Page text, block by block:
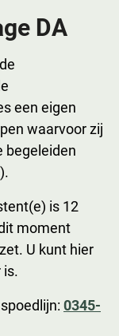
DA
een eigen
waarvoor zij
begeleiden
is 12
moment
U kunt hier
is.
0345-